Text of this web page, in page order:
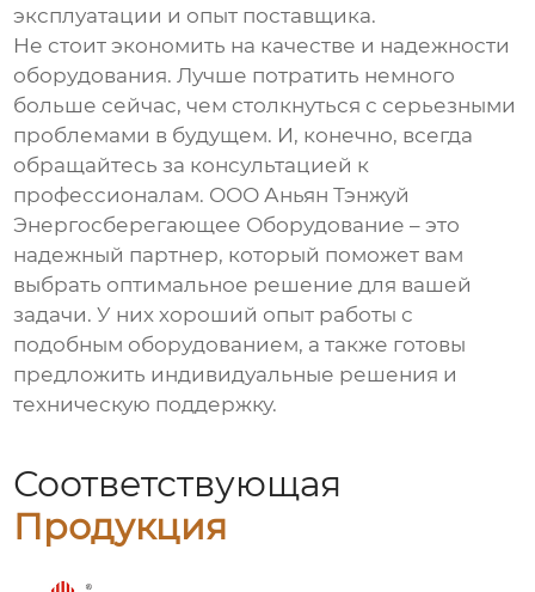
эксплуатации и опыт поставщика.
Не стоит экономить на качестве и надежности
оборудования. Лучше потратить немного
больше сейчас, чем столкнуться с серьезными
проблемами в будущем. И, конечно, всегда
обращайтесь за консультацией к
профессионалам. ООО Аньян Тэнжуй
Энергосберегающее Оборудование – это
надежный партнер, который поможет вам
выбрать оптимальное решение для вашей
задачи. У них хороший опыт работы с
подобным оборудованием, а также готовы
предложить индивидуальные решения и
техническую поддержку.
Соответствующая
Продукция